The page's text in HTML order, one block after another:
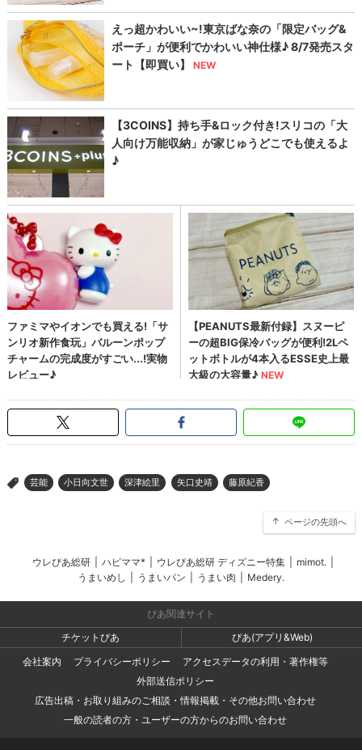
> 芸能 小日向文世 深津絵里 矢口史靖 藤原紀香
ページの先頭へ
ウレぴあ総研 ハピママ* ウレぴあ総研 ディズニー特集 mimot.
うまいめし
うまいパン うまい肉 Medery.
ぴあ関連サイト
チケットぴあ
ぴあ(アプリ&Web)
会社案内
プライバシーポリシー
アクセスデータの利用・著作権等
外部送信ポリシー
広告出稿・お取り組みのご相談・情報掲載・その他お問い合わせ
一般の読者の方・ユーザーの方からのお問い合わせ